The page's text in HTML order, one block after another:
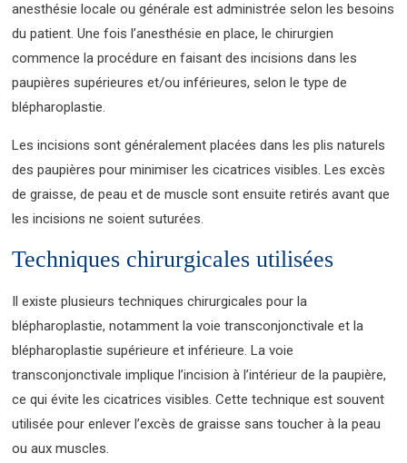
anesthésie locale ou générale est administrée selon les besoins
du patient. Une fois l’anesthésie en place, le chirurgien
commence la procédure en faisant des incisions dans les
paupières supérieures et/ou inférieures, selon le type de
blépharoplastie.
Les incisions sont généralement placées dans les plis naturels
des paupières pour minimiser les cicatrices visibles. Les excès
de graisse, de peau et de muscle sont ensuite retirés avant que
les incisions ne soient suturées.
Techniques chirurgicales utilisées
Il existe plusieurs techniques chirurgicales pour la
blépharoplastie, notamment la voie transconjonctivale et la
blépharoplastie supérieure et inférieure. La voie
transconjonctivale implique l’incision à l’intérieur de la paupière,
ce qui évite les cicatrices visibles. Cette technique est souvent
utilisée pour enlever l’excès de graisse sans toucher à la peau
ou aux muscles.